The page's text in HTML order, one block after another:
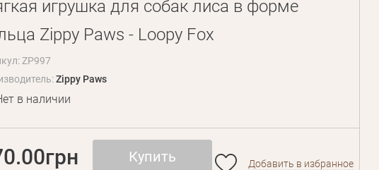
игрушка для собак лиса в форме
Zippy Paws - Loopy Fox
ZP997
Zippy Paws
в наличии
Купить Добавить в избранное